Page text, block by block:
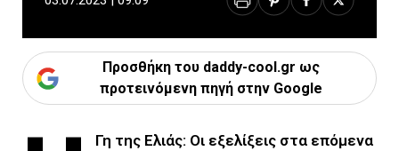
Προσθήκη του daddy-cool.gr ως
προτεινόμενη πηγή στην Google
Γη της Ελιάς: Οι εξελίξεις στα επόμενα